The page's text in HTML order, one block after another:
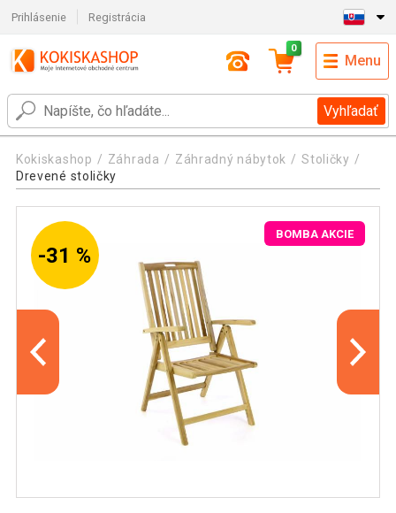
Prihlásenie Registrácia
Vyhľadať
0
Menu
Kokiskashop Záhrada Záhradný nábytok
Stoličky
Drevené stoličky
-31 %
BOMBA AKCIE